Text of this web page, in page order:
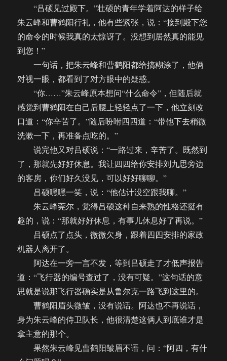
“吕硕见过殿下。”壮硕的青年学着阿达的样子给
朱云峰和曹鹤阳行礼，他有些紧张，说：“接到殿下您
的命令的时候我真的太惊讶了。没想到居然真的能见
到您！”
一句话，把朱云峰和曹鹤阳都给搞糊涂了，他俩
对视一眼，都看到了对方眼中的疑惑。
“你……”朱云峰原本想问“什么命令”，但随后就
感觉到曹鹤阳在自己后腰上轻轻点了一下，他立刻改
口道：“你辛苦了。”随后吩咐四四道：“带他下去稍微
洗漱一下，再准备点吃的。”
说完他又对吕硕说：“一路过来，辛苦了。既然到
了，那就先好好休息。我让四四给你安排刘九思旁边
的客房，你们好久没见，可以好好聊聊。”
吕硕嘿嘿一笑，说：“他估计没空跟我聊。”
朱云峰莞尔，觉得吕硕这种自来熟的性格还挺有
趣的，说：“那就好好休息，有事儿休息好了再说。”
吕硕点了点头，微微欠身，跟着四四安排的家政
机器人离开了。
阿达在一旁一言不发，等到吕硕走了才低声报告
道：“飞行器的编号查过了，没有可疑。”这句话的意
思就是说那飞行器确实是从鲁尔克一路飞到这里的。
曹鹤阳眉头微皱，没有说话。阿达也不再说话，
身为朱云峰的侍卫队长，他很清楚这俩人到底谁才是
拿主意的那个。
果然朱云峰见曹鹤阳皱眉不语，问：“阿四，有什